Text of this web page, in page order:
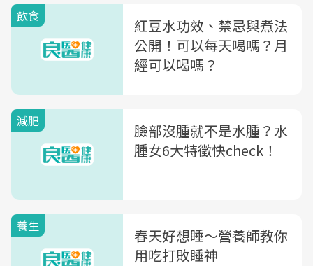
飲食
紅豆水功效、禁忌與煮法
公開！可以每天喝嗎？月
經可以喝嗎？
減肥
臉部沒腫就不是水腫？水
腫女6大特徵快check！
養生
春天好想睡～營養師教你
用吃打敗睡神